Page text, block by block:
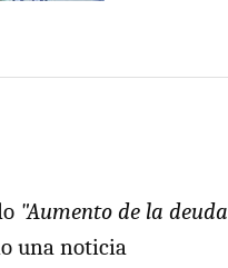
"Aumento de la deuda
una noticia